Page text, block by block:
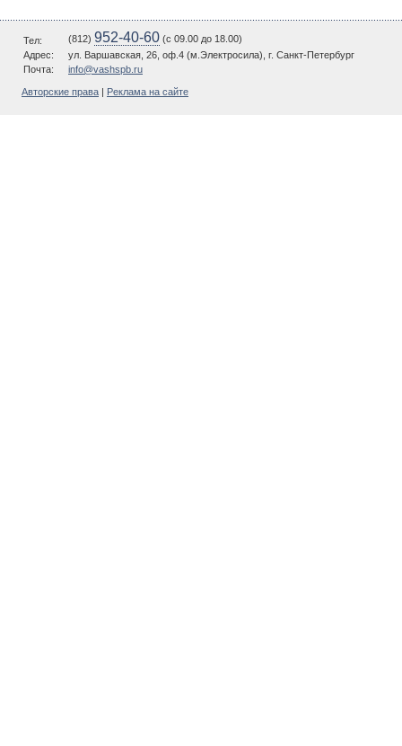
Тел: (812) 952-40-60 (c 09.00 до 18.00)
Адрес:
ул. Варшавская, 26, оф.4 (м.Электросила), г. Санкт-Петербург
Почта:
info@vashspb.ru
Авторские права Реклама на сайте